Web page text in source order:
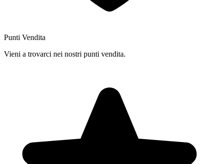
Punti Vendita
Vieni a trovarci nei nostri punti vendita.